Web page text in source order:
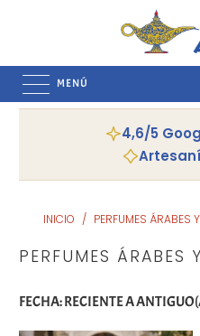
MENÚ
4,6/5
INICIO / PERFUMES ÁRABES
PERFUMES ÁRABES